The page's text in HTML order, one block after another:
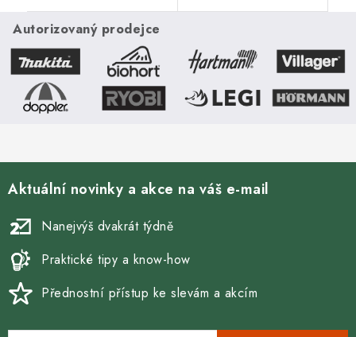
přikládání.
spalování. Vytápěcí...
Autorizovaný prodejce
Aktuální novinky a akce na váš e-mail
Nanejvýš dvakrát týdně
Praktické tipy a know-how
Přednostní přístup ke slevám a akcím